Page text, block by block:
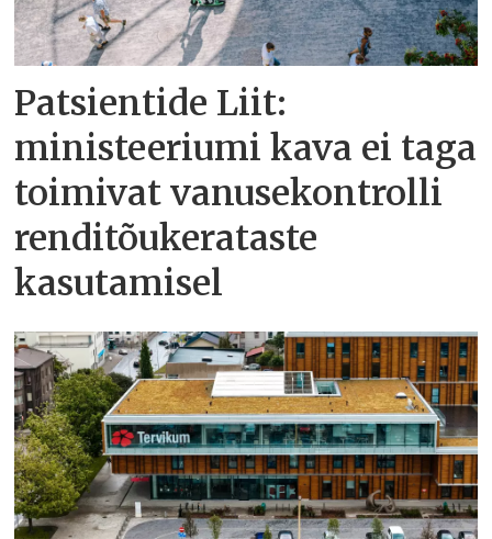
Patsientide Liit:
ministeeriumi kava ei taga
toimivat vanusekontrolli
renditõukerataste
kasutamisel